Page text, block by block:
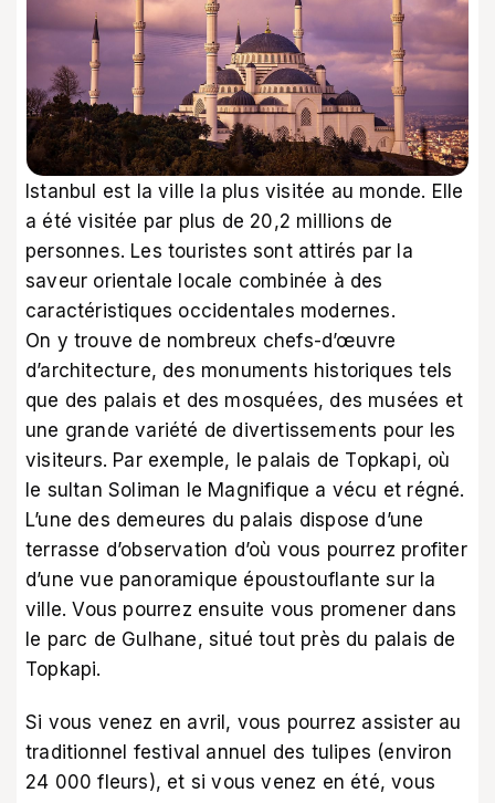
Istanbul est la ville la plus visitée au monde. Elle
a été visitée par plus de 20,2 millions de
personnes. Les touristes sont attirés par la
saveur orientale locale combinée à des
caractéristiques occidentales modernes.
On y trouve de nombreux chefs-d’œuvre
d’architecture, des monuments historiques tels
que des palais et des mosquées, des musées et
une grande variété de divertissements pour les
visiteurs. Par exemple, le palais de Topkapi, où
le sultan Soliman le Magnifique a vécu et régné.
L’une des demeures du palais dispose d’une
terrasse d’observation d’où vous pourrez profiter
d’une vue panoramique époustouflante sur la
ville. Vous pourrez ensuite vous promener dans
le parc de Gulhane, situé tout près du palais de
Topkapi.
Si vous venez en avril, vous pourrez assister au
traditionnel festival annuel des tulipes (environ
24 000 fleurs), et si vous venez en été, vous